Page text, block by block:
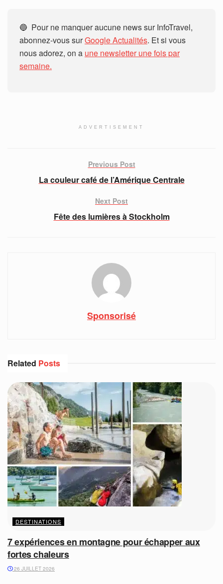
🔵 Pour ne manquer aucune news sur InfoTravel,
abonnez-vous surGoogle Actualités. Et si vous
nous adorez, on a une newsletter une fois par
semaine.
ADVERTISEMENT
Previous Post
La couleur café de l’Amérique Centrale
Next Post
Fête des lumières à Stockholm
Sponsorisé
Related Posts
DESTINATIONS
7 expériences en montagne pour échapper aux
fortes chaleurs
26 JUILLET 2026